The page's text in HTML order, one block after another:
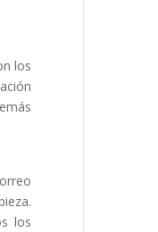
los
los